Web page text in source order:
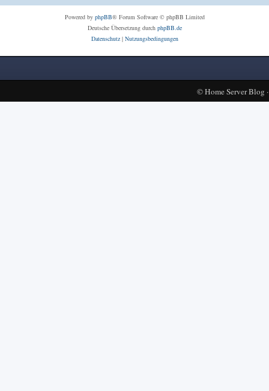
Powered by phpBB® Forum Software © phpBB Limited
Deutsche Übersetzung durch phpBB.de
Datenschutz| Nutzungsbedingungen
©Home Server Blog